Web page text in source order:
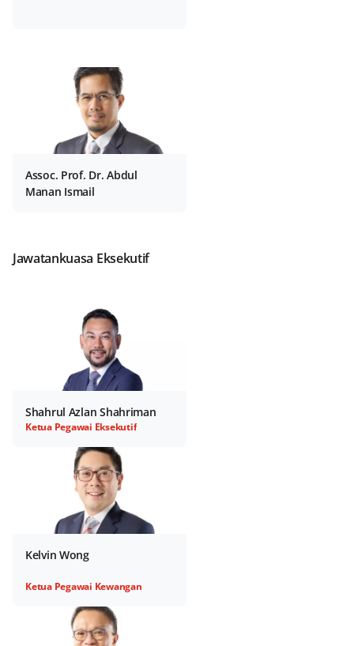
Assoc. Prof. Dr. Abdul
Manan Ismail
Jawatankuasa Eksekutif
Shahrul Azlan Shahriman
Ketua Pegawai Eksekutif
Kelvin Wong
Ketua Pegawai Kewangan